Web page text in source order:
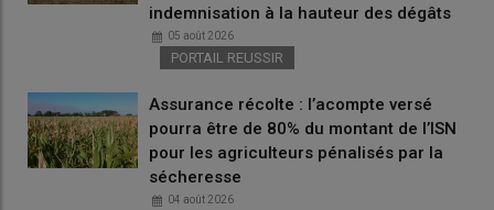
indemnisation à la hauteur des dégâts
05 août 2026
PORTAIL REUSSIR
Assurance récolte : l’acompte versé
pourra être de 80% du montant de l’ISN
pour les agriculteurs pénalisés par la
sécheresse
04 août 2026